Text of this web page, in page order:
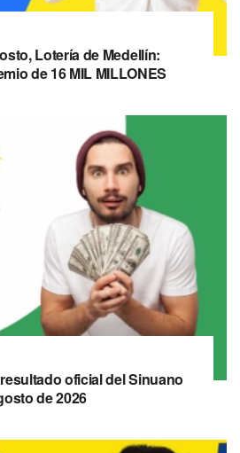
Lotería de Medellín:
de 16 MIL MILLONES
oficial del Sinuano
de 2026